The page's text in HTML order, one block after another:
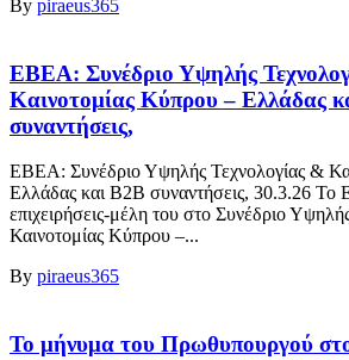
By piraeus365
EBEA: Συνέδριο Υψηλής
Καινοτομίας Κύπρου – Ελλάδας
συναντήσεις,
EBEA: Συνέδριο Υψηλής Τεχνολογίας &
Ελλάδας και B2B συναντήσεις, 30.3.26 Το
επιχειρήσεις-μέλη του στο Συνέδριο
Καινοτομίας Κύπρου –...
By piraeus365
To μήνυμα του Πρωθυπουργού